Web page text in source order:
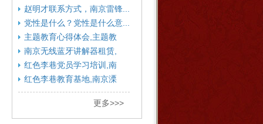
赵明才联系方式，南京雷锋...
党性是什么？党性是什么意...
主题教育心得体会,主题教
育...
南京无线蓝牙讲解器租赁,
南...
红色李巷党员学习培训,南
京...
红色李巷教育基地,南京溧
水...
更多>>>